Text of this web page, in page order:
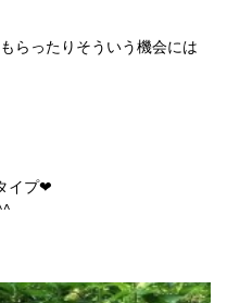
らったりそういう機会には
イプ❤